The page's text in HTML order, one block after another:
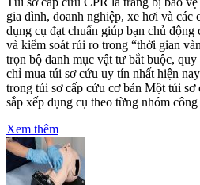
gia đình, doanh nghiệp, xe hơi và các
dụng cụ đạt chuẩn giúp bạn chủ
và kiểm soát rủi ro trong “thời gian
trọn bộ danh mục vật tư bắt buộc,
chỉ mua túi sơ cứu uy tín nhất hiện
trong túi sơ cấp cứu cơ bản Một túi sơ
sắp xếp dụng cụ theo từng nhóm
Xem thêm